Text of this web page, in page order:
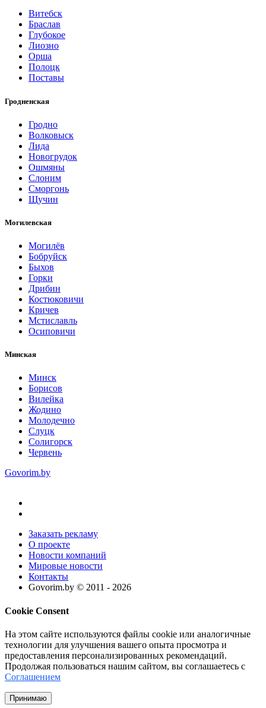
Витебск
Браслав
Глубокое
Лиозно
Орша
Полоцк
Поставы
Гродненская
Гродно
Волковыск
Лида
Новогрудок
Ошмяны
Слоним
Сморгонь
Щучин
Могилевская
Могилёв
Бобруйск
Быхов
Горки
Дрибин
Костюковичи
Кричев
Мстиславль
Осиповичи
Минская
Минск
Борисов
Вилейка
Жодино
Молодечно
Слуцк
Солигорск
Червень
Govorim.by
Заказать рекламу
О проекте
Новости компаний
Мировые новости
Контакты
Govorim.by © 2011 - 2026
Cookie Consent
На этом сайте используются файлы cookie или аналогичные
технологии для улучшения вашего опыта просмотра и
предоставления персонализированных рекомендаций.
Продолжая пользоваться нашим сайтом, вы соглашаетесь с
Соглашением
Принимаю